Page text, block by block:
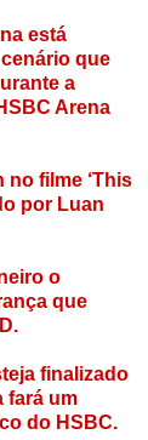
está
que
a
Arena
filme ‘This
por Luan
o
que
finalizado
fará um
do HSBC.